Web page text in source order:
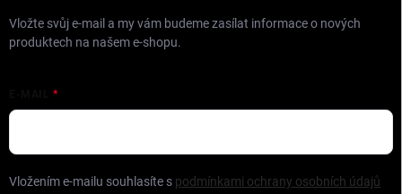
Vložte svůj e-mail a my vám budeme zasílat informace o nových
produktech na našem e-shopu.
Vložením e-mailu souhlasíte s podmínkami ochrany osobních údajů